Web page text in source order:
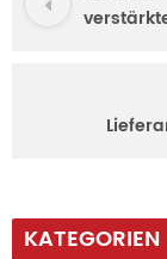
KATEGORIEN